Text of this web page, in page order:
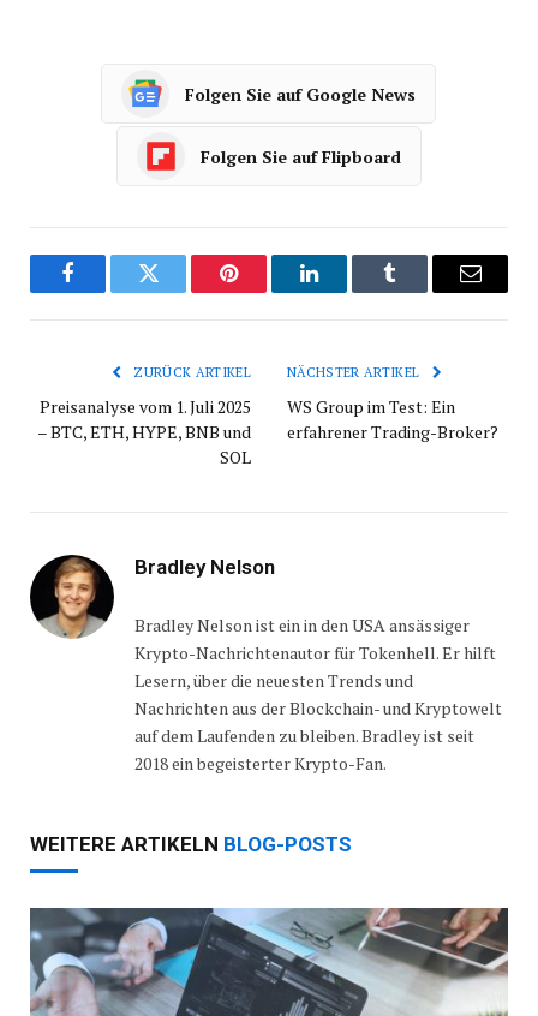
Folgen Sie auf Google News
Folgen Sie auf Flipboard
FacebookTwitter Pinterest LinkedIntumblr
E-
ZURÜCK ARTIKEL
Preisanalyse vom 1. Juli 2025
– BTC, ETH, HYPE, BNB und
SOL
NÄCHSTER ARTIKEL
WS Group im Test: Ein
erfahrener Trading-Broker?
Bradley Nelson
Bradley Nelson ist ein in den USA ansässiger
Krypto-Nachrichtenautor für Tokenhell. Er hilft
Lesern, über die neuesten Trends und
Nachrichten aus der Blockchain- und Kryptowelt
auf dem Laufenden zu bleiben. Bradley ist seit
2018 ein begeisterter Krypto-Fan.
WEITERE ARTIKELN BLOG-POSTS